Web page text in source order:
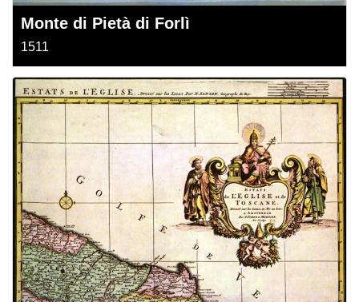
Monte di Pietà di Forlì
1511